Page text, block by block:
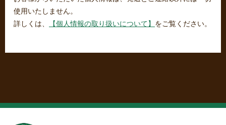
使用いたしません。
詳しくは、
【個人情報の取り扱いについて】 をご覧ください。